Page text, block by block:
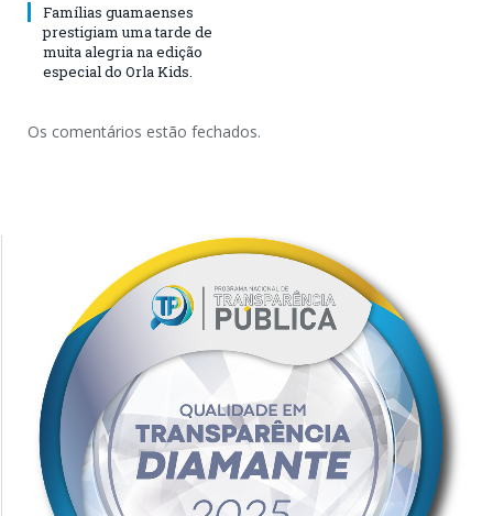
Famílias guamaenses
prestigiam uma tarde de
muita alegria na edição
especial do Orla Kids.
Os comentários estão fechados.